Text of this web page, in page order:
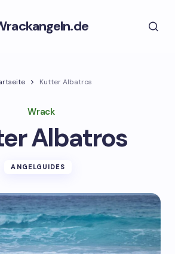
Kutter Albatros
Wrack
Albatros
ANGELGUIDES